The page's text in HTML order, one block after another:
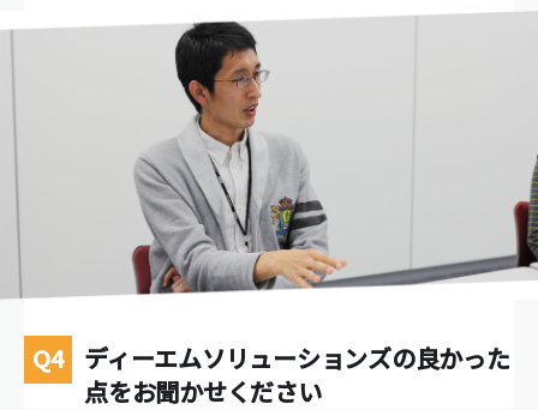
ディーエムソリューションズの良かった
点をお聞かせください